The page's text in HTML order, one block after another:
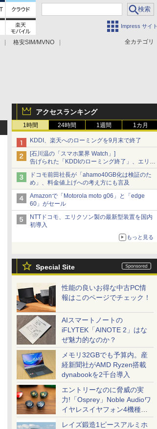
Impress サイト
全カテゴリ
格安SIM/MVNO
アクセスランキング
1時間 24時間 1週間 1カ月
KDDI、楽天へのローミングを9月末で終了
[石川温の「スマホ業界 Watch」]
告げられた「KDDIのローミング終了」、エリア
マップの落とし穴と楽天モバイルの課題
ドコモ前田社長が「ahamo40GB化は検証のた
め」、料金値上げへの考え方にも言及
Amazonで「Motorola moto g06」と「edge
60」がセール
NTTドコモ、エリクソン製の最新型装置を国内
初導入
もっと見る
Special Site
性能の良いお得な中古PC情
報はこのページでチェック！
AIスマートノートの
iFLYTEK「AINOTE 2」はな
ぜ魅力的なのか？
メモリ32GBでも予算内。産
経新聞社がAMD Ryzen搭載
dynabookを2千台導入
エントリーなのに脅威の実
力!「Osprey」Noble Audioワ
イヤレスイヤフォン4機種を
一気に聴く
レイズ鍛造1ピースアルミホ